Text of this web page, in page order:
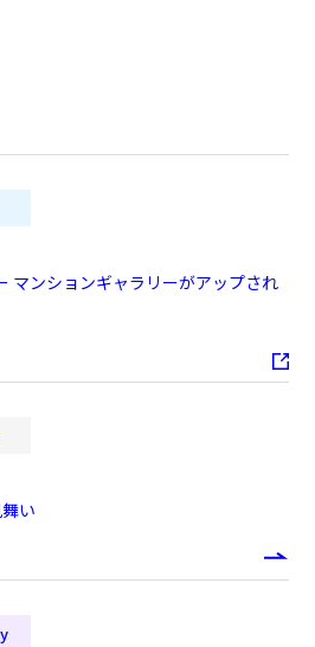
マンションギャラリーがアップされ
い